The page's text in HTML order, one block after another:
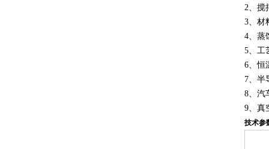
2、搅
3、材
4、蒸
5、工
6、恒
7、半
8、汽
9、真
技术参